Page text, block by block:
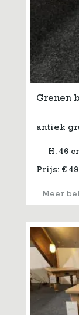
Grenen
antiek
H. 46
Prijs: €
Meer